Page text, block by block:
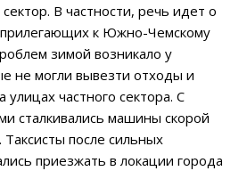
В частности, речь идет о
к Южно-Чемскому
зимой возникало у
не могли вывезти отходы и
улицах частного сектора. С
сталкивались машины скорой
после сильных
приезжать в локации города